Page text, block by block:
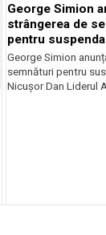
George Simion
strângerea de
pentru
Nicușor Dan
George Simion
semnături pentru
Nicușor Dan Liderul